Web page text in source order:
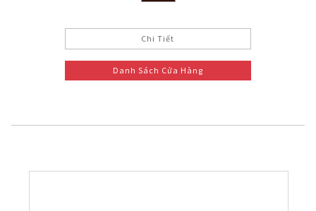
Chi Tiết
Danh Sách Cửa Hàng